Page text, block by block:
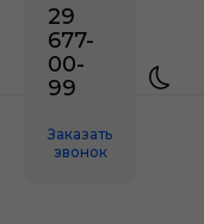
29
677-
00-
99
Заказать
звонок